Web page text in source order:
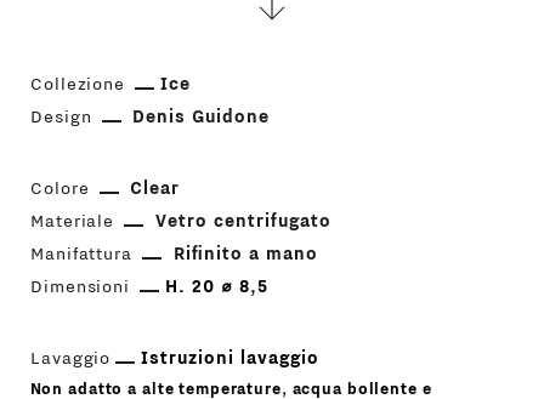
Collezione
Ice
Design
Denis Guidone
Colore
Clear
Materiale
Vetro centrifugato
Manifattura
Rifinito a mano
Dimensioni
H. 20 ⌀ 8,5
Lavaggio Istruzioni lavaggio
Non adatto a alte temperature, acqua bollente e